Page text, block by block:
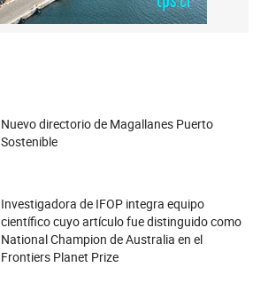
Nuevo directorio de Magallanes Puerto
Sostenible
Investigadora de IFOP integra equipo
científico cuyo artículo fue distinguido como
National Champion de Australia en el
Frontiers Planet Prize